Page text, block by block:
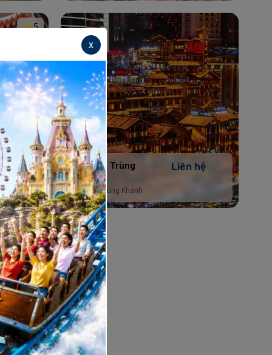
5
-
Hà Nội - Trùng
Khánh
Liên hệ
Hà Nội - Trùng Khánh
5
x